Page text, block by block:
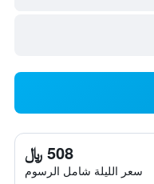
508 ﷼
سعر الليلة شامل الرسوم